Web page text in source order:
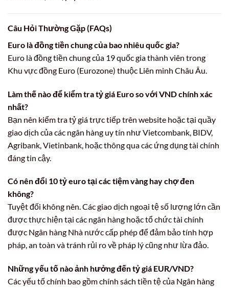
Câu Hỏi Thường Gặp (FAQs)
Euro là đồng tiền chung của bao nhiêu quốc gia?
Euro là đồng tiền chung của 19 quốc gia thành viên trong
Khu vực đồng Euro (Eurozone) thuộc Liên minh Châu Âu.
Làm thế nào để kiểm tra tỷ giá Euro so với VND chính xác
nhất?
Bạn nên kiểm tra tỷ giá trực tiếp trên website hoặc tại quầy
giao dịch của các ngân hàng uy tín như Vietcombank, BIDV,
Agribank, Vietinbank, hoặc thông qua các ứng dụng tài chính
đáng tin cậy.
Có nên đổi 10 tỷ euro tại các tiệm vàng hay chợ đen
không?
Tuyệt đối không nên. Các giao dịch ngoại tệ số lượng lớn cần
được thực hiện tại các ngân hàng hoặc tổ chức tài chính
được Ngân hàng Nhà nước cấp phép để đảm bảo tính hợp
pháp, an toàn và tránh rủi ro về pháp lý cũng như lừa đảo.
Những yếu tố nào ảnh hưởng đến tỷ giá EUR/VND?
Các yếu tố chính bao gồm chính sách tiền tệ của Ngân hàng